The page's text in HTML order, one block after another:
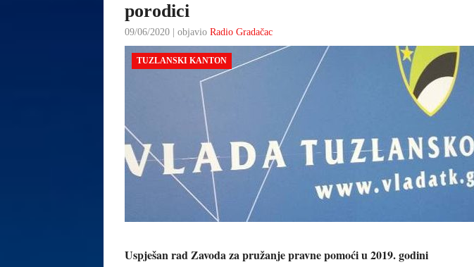
porodici
09/06/2020 | objavio Radio Gradačac
TUZLANSKI KANTON
Uspješan rad Zavoda za pružanje pravne pomoći u 2019. godini